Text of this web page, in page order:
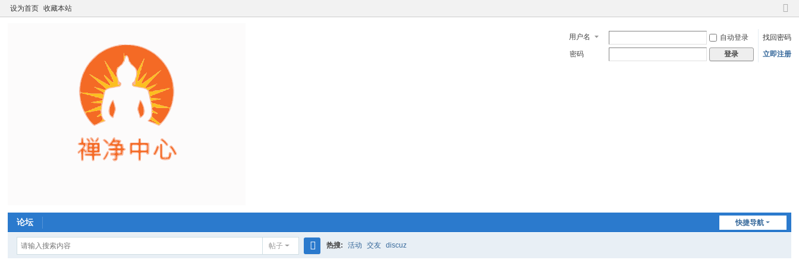
设为首页 收藏本站
切
到
窄
用户名 自动登录
找回密码
密码
登录 立即注册
快捷导航
论坛
帖子 热搜: 活动 交友 discuz